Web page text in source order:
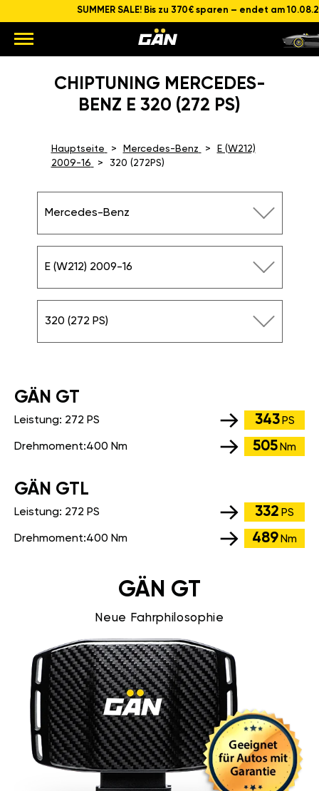
SUMMER SALE! Bis zu 370€ sparen – endet am
CHIPTUNING MERCEDES-
BENZ E 320 (272 PS)
Hauptseite Mercedes-Benz
E (W212)
2009-16
320 (272PS)
Mercedes-Benz
E (W212) 2009-16
320 (272 PS)
GÄN GT
Leistung: 272 PS 343 PS
Drehmoment:400 Nm 505 Nm
GÄN GTL
Leistung: 272 PS 332 PS
Drehmoment:400 Nm 489 Nm
GÄN GT
Neue Fahrphilosophie